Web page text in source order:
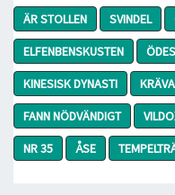
ÄR STOLLEN SVINDEL
ELFENBENSKUSTEN
KINESISK DYNASTI
KRÄVA
FANN NÖDVÄNDIGT
NR 35
ÅSE